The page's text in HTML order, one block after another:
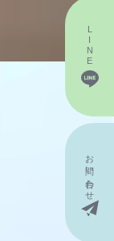
LINE
お問い
合わせ